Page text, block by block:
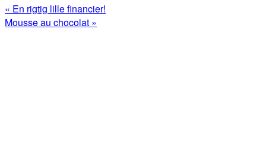
Previous
Post:
« En rigtig lille financier!
Next
Mousse au chocolat »